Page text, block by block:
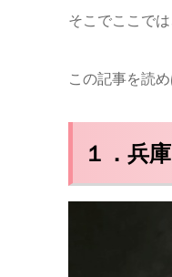
そこでここでは
この記事を読
１．兵